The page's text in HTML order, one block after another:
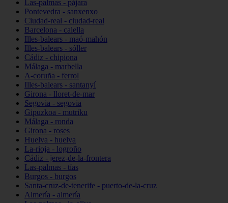
Las-palmas - pájara
Pontevedra - sanxenxo
Ciudad-real - ciudad-real
Barcelona - calella
Illes-balears - maó-mahón
Illes-balears - sóller
Cádiz - chipiona
Málaga - marbella
A-coruña - ferrol
Illes-balears - santanyí
Girona - lloret-de-mar
Segovia - segovia
Gipuzkoa - mutriku
Málaga - ronda
Girona - roses
Huelva - huelva
La-rioja - logroño
Cádiz - jerez-de-la-frontera
Las-palmas - tías
Burgos - burgos
Santa-cruz-de-tenerife - puerto-de-la-cruz
Almería - almería